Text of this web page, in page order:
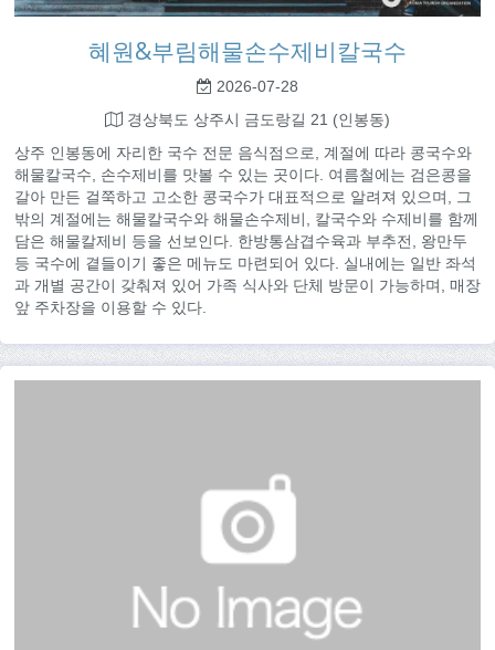
혜원&부림해물손수제비칼국수
2026-07-28
경상북도 상주시 금도랑길 21 (인봉동)
상주 인봉동에 자리한 국수 전문 음식점으로, 계절에 따라 콩국수와
해물칼국수, 손수제비를 맛볼 수 있는 곳이다. 여름철에는 검은콩을
갈아 만든 걸쭉하고 고소한 콩국수가 대표적으로 알려져 있으며, 그
밖의 계절에는 해물칼국수와 해물손수제비, 칼국수와 수제비를 함께
담은 해물칼제비 등을 선보인다. 한방통삼겹수육과 부추전, 왕만두
등 국수에 곁들이기 좋은 메뉴도 마련되어 있다. 실내에는 일반 좌석
과 개별 공간이 갖춰져 있어 가족 식사와 단체 방문이 가능하며, 매장
앞 주차장을 이용할 수 있다.